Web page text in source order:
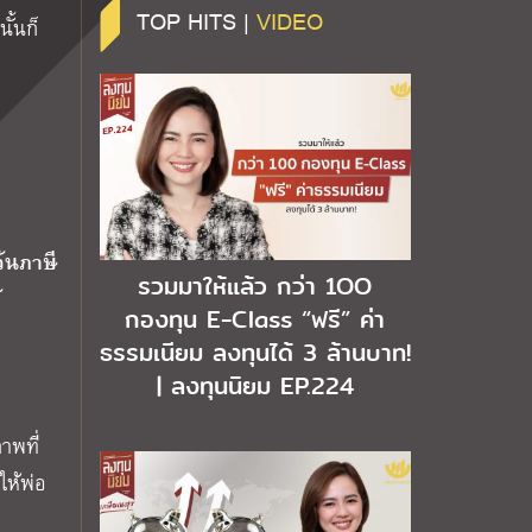
นก็
นภาษี
าพที่
ห้พ่อ
TOP HITS | VIDEO
รวมมาให้แล้ว กว่า 1OO
กองทุน E-Class “ฟรี” ค่า
ธรรมเนียม ลงทุนได้ 3 ล้านบาท!
| ลงทุนนิยม EP.224